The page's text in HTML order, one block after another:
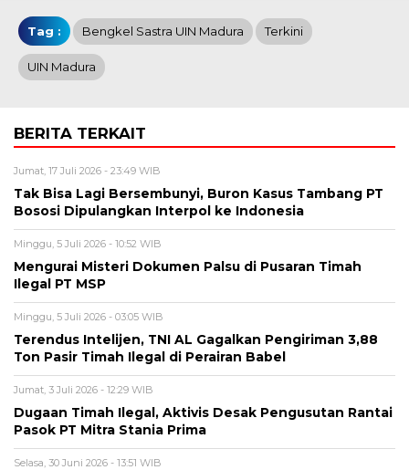
Tag : Bengkel Sastra UIN Madura Terkini
UIN Madura
BERITA TERKAIT
Jumat, 17 Juli 2026 - 23:49 WIB
Tak Bisa Lagi Bersembunyi, Buron Kasus Tambang PT
Bososi Dipulangkan Interpol ke Indonesia
Minggu, 5 Juli 2026 - 10:52 WIB
Mengurai Misteri Dokumen Palsu di Pusaran Timah
Ilegal PT MSP
Minggu, 5 Juli 2026 - 03:05 WIB
Terendus Intelijen, TNI AL Gagalkan Pengiriman 3,88
Ton Pasir Timah Ilegal di Perairan Babel
Jumat, 3 Juli 2026 - 12:29 WIB
Dugaan Timah Ilegal, Aktivis Desak Pengusutan Rantai
Pasok PT Mitra Stania Prima
Selasa, 30 Juni 2026 - 13:51 WIB